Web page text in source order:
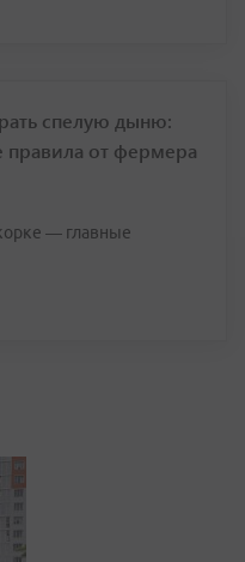
спелую дыню:
правила от фермера
— главные